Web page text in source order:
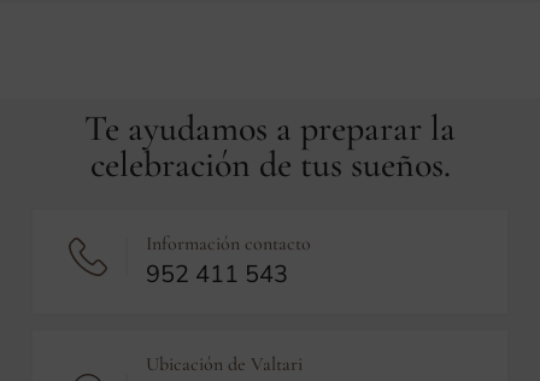
Te ayudamos a preparar la
celebración de tus sueños.
Información contacto
952 411 543
Ubicación de Valtari